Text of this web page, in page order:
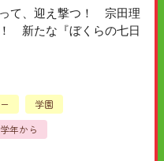
て、迎え撃つ！ 宗田理
新たな『ぼくらの七日
学園
年から